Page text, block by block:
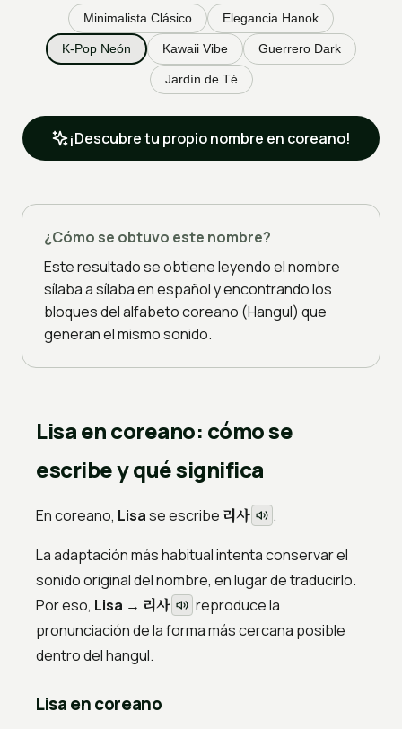
Minimalista Clásico Elegancia Hanok
K-Pop Neón Kawaii Vibe Guerrero Dark
Jardín de Té
¡Descubre tu propio nombre en coreano!
¿Cómo se obtuvo este nombre?
Este resultado se obtiene leyendo el nombre
sílaba a sílaba en español y encontrando los
bloques del alfabeto coreano (Hangul) que
generan el mismo sonido.
Lisa en coreano: cómo se
escribe y qué significa
En coreano, Lisase escribe 리사
.
La adaptación más habitual intenta conservar el
sonido original del nombre, en lugar de traducirlo.
Por eso, Lisa → 리사
reproduce la
pronunciación de la forma más cercana posible
dentro del hangul.
Lisa en coreano